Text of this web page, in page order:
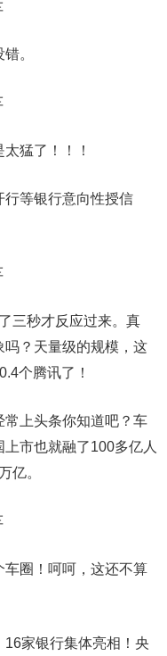
。
猛了！！！
行等银行意向性授信
三秒才反应过来。真
？天量级的规模，这
个腾讯了！
上头条你知道吧？车
市也就融了100多亿人
亿。
圈！呵呵，这还不算
家银行集体亮相！央